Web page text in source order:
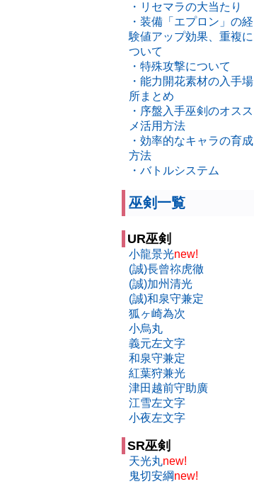
・リセマラの大当たり
・装備「エプロン」の経
験値アップ効果、重複に
ついて
・特殊攻撃について
・能力開花素材の入手場
所まとめ
・序盤入手巫剣のオスス
メ活用方法
・効率的なキャラの育成
方法
・バトルシステム
巫剣一覧
UR巫剣
小龍景光new!
(誠)長曾祢虎徹
(誠)加州清光
(誠)和泉守兼定
狐ヶ崎為次
小烏丸
義元左文字
和泉守兼定
紅葉狩兼光
津田越前守助廣
江雪左文字
小夜左文字
SR巫剣
天光丸new!
鬼切安綱new!